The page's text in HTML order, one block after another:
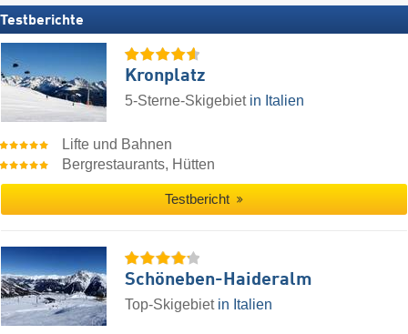
Testberichte
Kronplatz
5-Sterne-Skigebiet in Italien
Lifte und Bahnen
Bergrestaurants, Hütten
Testbericht
Schöneben-Haideralm
Top-Skigebiet in Italien